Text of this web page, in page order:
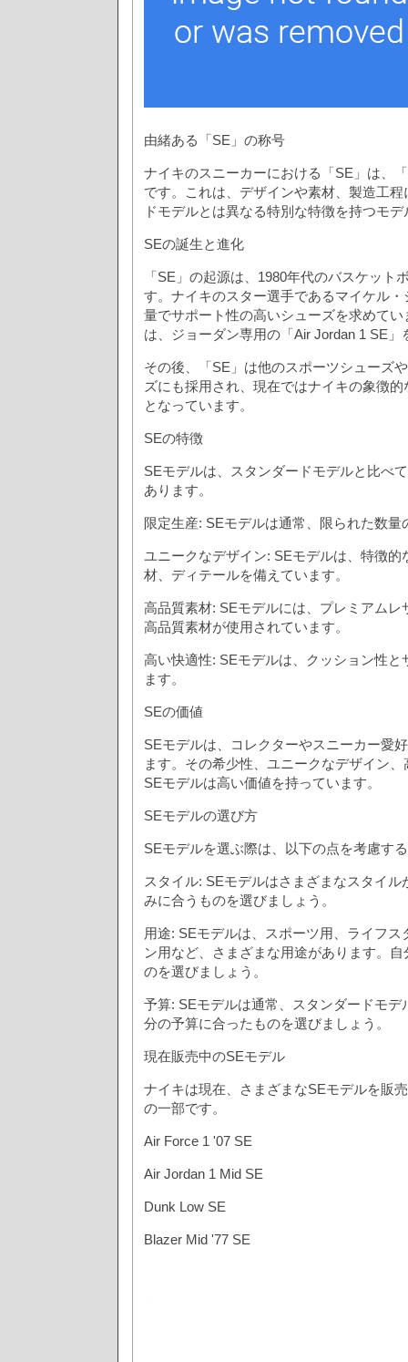
由緒ある「SE」の称号
ナイキのスニーカーにおける「SE」は、
です。これは、デザインや素材、製造工
ドモデルとは異なる特別な特徴を持つモ
SEの誕生と進化
「SE」の起源は、1980年代のバスケット
す。ナイキのスター選手であるマイケル
量でサポート性の高いシューズを求めて
は、ジョーダン専用の「Air Jordan 1 SE」
その後、「SE」は他のスポーツシューズ
ズにも採用され、現在ではナイキの象徴
となっています。
SEの特徴
SEモデルは、スタンダードモデルと比べ
あります。
限定生産: SEモデルは通常、限られた数量
ユニークなデザイン: SEモデルは、特徴的
材、ディテールを備えています。
高品質素材: SEモデルには、プレミアムレ
高品質素材が使用されています。
高い快適性: SEモデルは、クッション性と
ます。
SEの価値
SEモデルは、コレクターやスニーカー愛
ます。その希少性、ユニークなデザイン
SEモデルは高い価値を持っています。
SEモデルの選び方
SEモデルを選ぶ際は、以下の点を考慮す
スタイル: SEモデルはさまざまなスタイル
みに合うものを選びましょう。
用途: SEモデルは、スポーツ用、ライフス
ン用など、さまざまな用途があります。
のを選びましょう。
予算: SEモデルは通常、スタンダードモデ
分の予算に合ったものを選びましょう。
現在販売中のSEモデル
ナイキは現在、さまざまなSEモデルを販
の一部です。
Air Force 1 '07 SE
Air Jordan 1 Mid SE
Dunk Low SE
Blazer Mid '77 SE